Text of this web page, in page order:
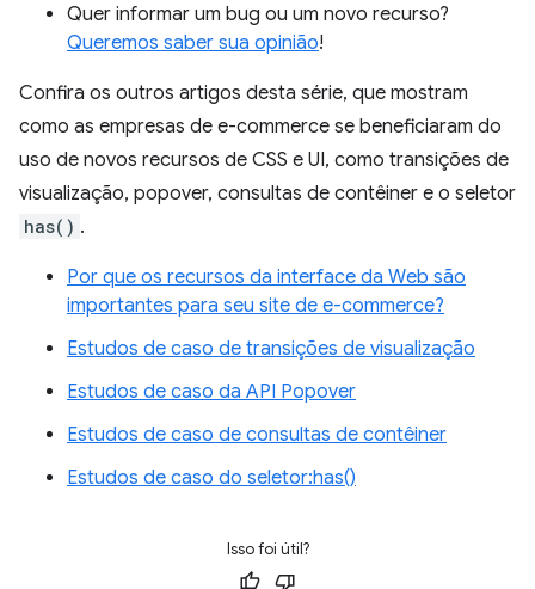
Quer informar um bug ou um novo recurso?
Queremos saber sua opinião!
Confira os outros artigos desta série, que mostram
como as empresas de e-commerce se beneficiaram do
uso de novos recursos de CSS e UI, como transições de
visualização, popover, consultas de contêiner e o seletor
has() .
Por que os recursos da interface da Web são
importantes para seu site de e-commerce?
Estudos de caso de transições de visualização
Estudos de caso da API Popover
Estudos de caso de consultas de contêiner
Estudos de caso do seletor:has()
Isso foi útil?